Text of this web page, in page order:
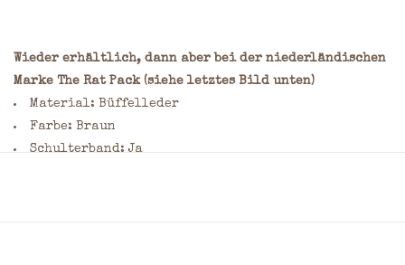
Wieder erhältlich, dann aber bei der niederländischen
Marke The Rat Pack (siehe letztes Bild unten)
Material: Büffelleder
Farbe: Braun
Schulterband: Ja